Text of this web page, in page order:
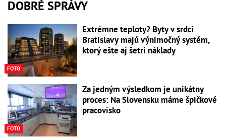
DOBRÉ SPRÁVY
FOTO
Extrémne teploty? Byty v srdci
Bratislavy majú výnimočný systém,
ktorý ešte aj šetrí náklady
FOTO
Za jedným výsledkom je unikátny
proces: Na Slovensku máme špičkové
pracovisko